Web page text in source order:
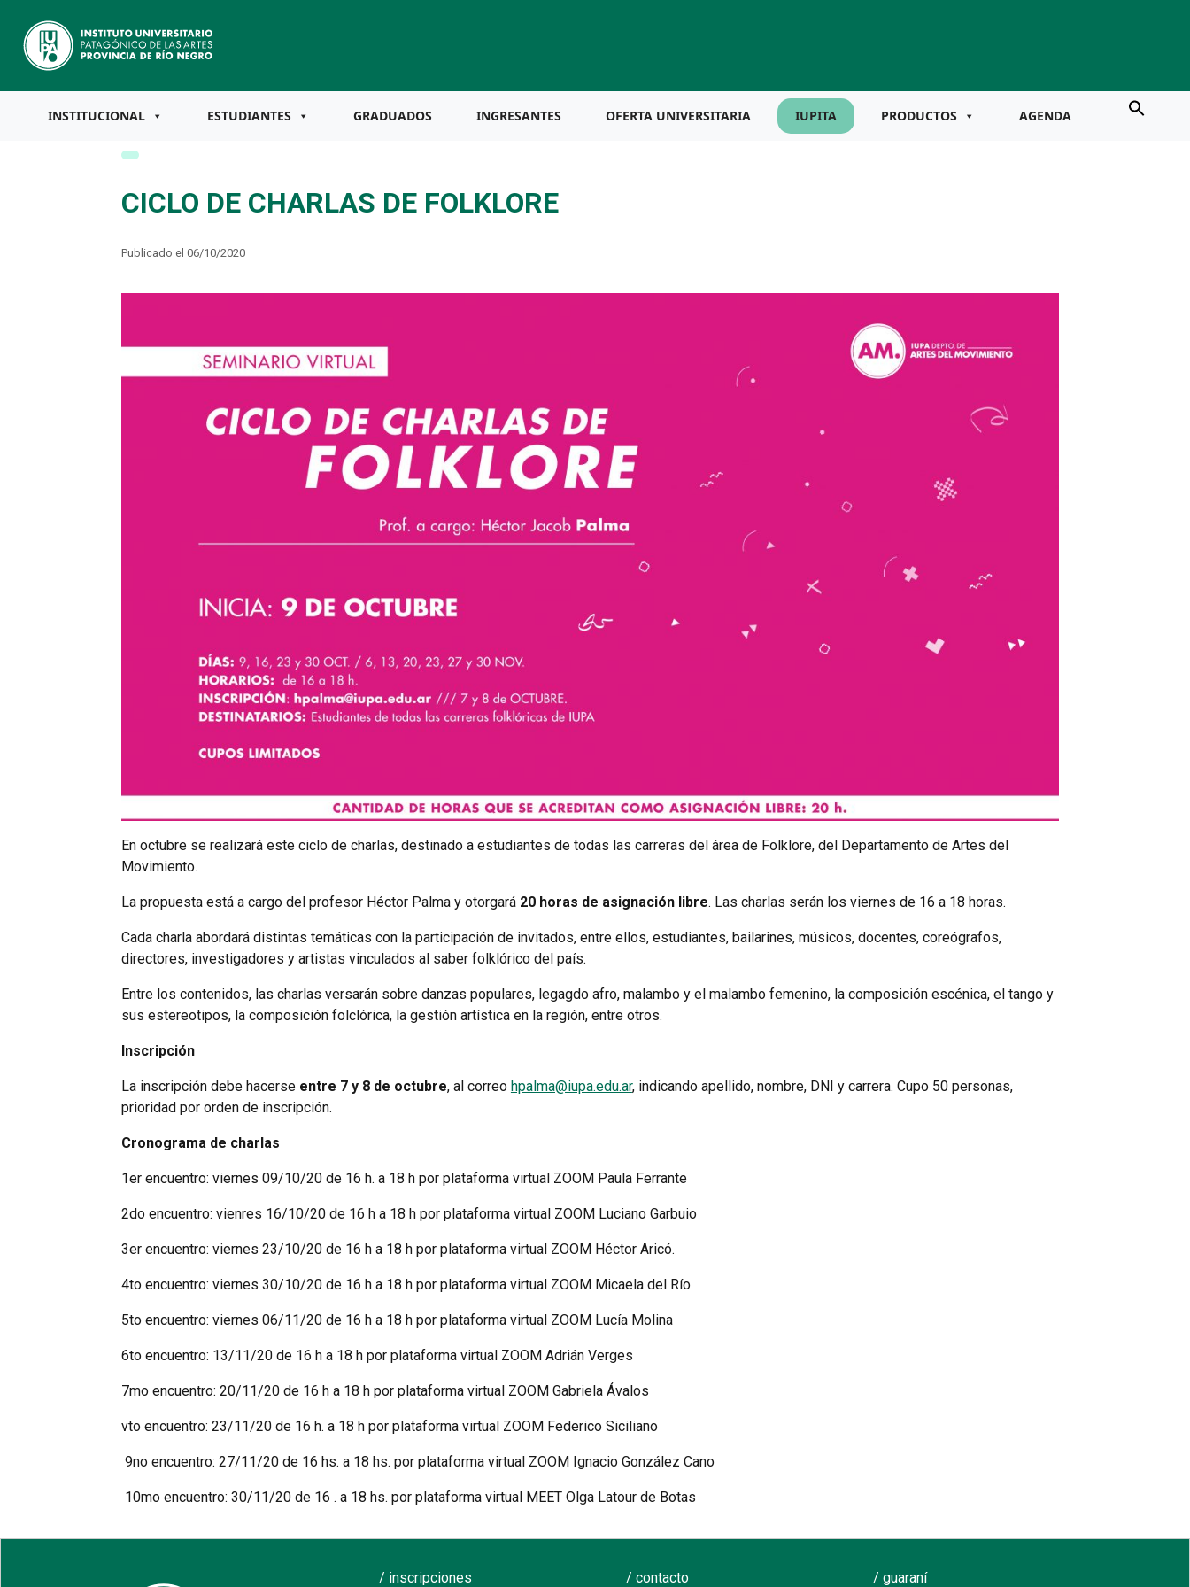
INSTITUCIONAL ESTUDIANTES GRADUADOS INGRESANTES OFERTA UNIVERSITARIA IUPITA PRODUCTOS AGENDA
CICLO DE CHARLAS DE FOLKLORE
Publicado el 06/10/2020
En octubre se realizará este ciclo de charlas, destinado a estudiantes de todas las carreras del área de Folklore, del Departamento de Artes del
Movimiento.
La propuesta está a cargo del profesor Héctor Palma y otorgará 20 horas de asignación libre. Las charlas serán los viernes de 16 a 18 horas.
Cada charla abordará distintas temáticas con la participación de invitados, entre ellos, estudiantes, bailarines, músicos, docentes, coreógrafos,
directores, investigadores y artistas vinculados al saber folklórico del país.
Entre los contenidos, las charlas versarán sobre danzas populares, legagdo afro, malambo y el malambo femenino, la composición escénica, el tango y
sus estereotipos, la composición folclórica, la gestión artística en la región, entre otros.
Inscripción
La inscripción debe hacerse entre 7 y 8 de octubre, al correo hpalma@iupa.edu.ar, indicando apellido, nombre, DNI y carrera. Cupo 50 personas,
prioridad por orden de inscripción.
Cronograma de charlas
1er encuentro: viernes 09/10/20 de 16 h. a 18 h por plataforma virtual ZOOM Paula Ferrante
2do encuentro: vienres 16/10/20 de 16 h a 18 h por plataforma virtual ZOOM Luciano Garbuio
3er encuentro: viernes 23/10/20 de 16 h a 18 h por plataforma virtual ZOOM Héctor Aricó.
4to encuentro: viernes 30/10/20 de 16 h a 18 h por plataforma virtual ZOOM Micaela del Río
5to encuentro: viernes 06/11/20 de 16 h a 18 h por plataforma virtual ZOOM Lucía Molina
6to encuentro: 13/11/20 de 16 h a 18 h por plataforma virtual ZOOM Adrián Verges
7mo encuentro: 20/11/20 de 16 h a 18 h por plataforma virtual ZOOM Gabriela Ávalos
vto encuentro: 23/11/20 de 16 h. a 18 h por plataforma virtual ZOOM Federico Siciliano
9no encuentro: 27/11/20 de 16 hs. a 18 hs. por plataforma virtual ZOOM Ignacio González Cano
10mo encuentro: 30/11/20 de 16 . a 18 hs. por plataforma virtual MEET Olga Latour de Botas
/ inscripciones / contacto / guaraní